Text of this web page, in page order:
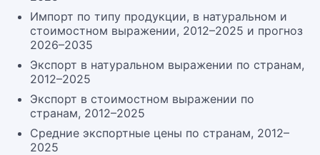
Импорт по типу продукции, в натуральном и
стоимостном выражении, 2012–2025 и прогноз
2026–2035
Экспорт в натуральном выражении по странам,
2012–2025
Экспорт в стоимостном выражении по
странам, 2012–2025
Средние экспортные цены по странам, 2012–
2025